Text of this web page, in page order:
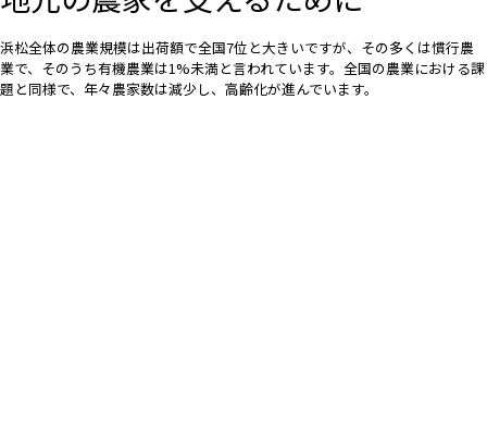
浜松全体の農業規模は出荷額で全国7位と大きいですが、その多くは慣行農
業で、そのうち有機農業は1%未満と言われています。全国の農業における課
題と同様で、年々農家数は減少し、高齢化が進んでいます。